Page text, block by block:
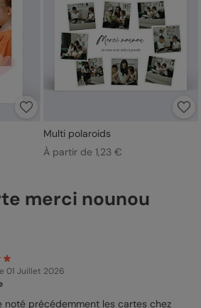
Multi polaroids
À partir de 1,23 €
merci nounou
01 Juillet 2026
noté précédemment les cartes chez